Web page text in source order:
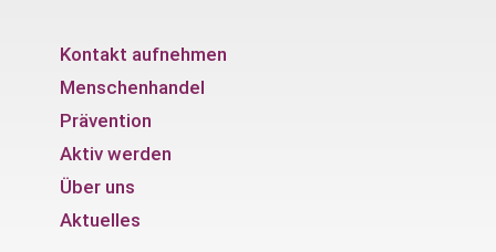
Kontakt aufnehmen
Menschenhandel
Prävention
Aktiv werden
Über uns
Aktuelles